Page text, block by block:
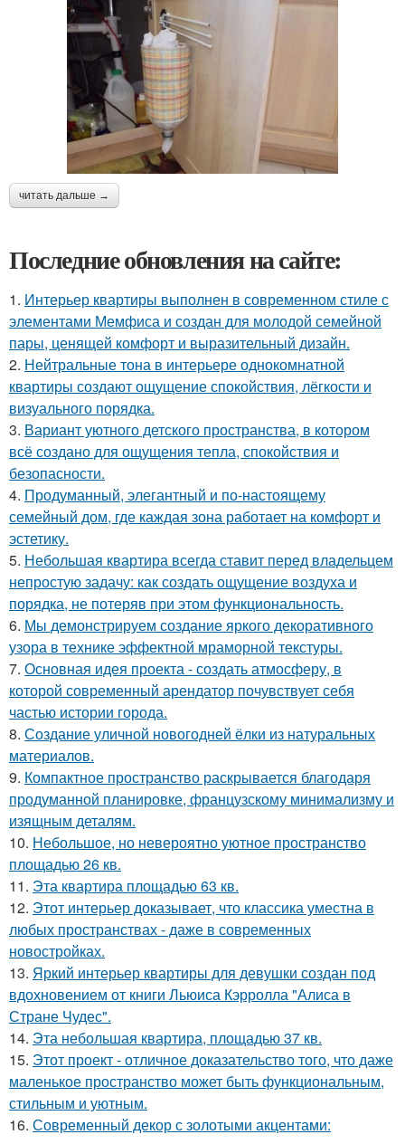
читать дальше →
Последние обновления на сайте:
1. Интерьер квартиры выполнен в современном стиле с
элементами Мемфиса и создан для молодой семейной
пары, ценящей комфорт и выразительный дизайн.
2. Нейтральные тона в интерьере однокомнатной
квартиры создают ощущение спокойствия, лёгкости и
визуального порядка.
3. Вариант уютного детского пространства, в котором
всё создано для ощущения тепла, спокойствия и
безопасности.
4. Продуманный, элегантный и по-настоящему
семейный дом, где каждая зона работает на комфорт и
эстетику.
5. Небольшая квартира всегда ставит перед владельцем
непростую задачу: как создать ощущение воздуха и
порядка, не потеряв при этом функциональность.
6. Мы демонстрируем создание яркого декоративного
узора в технике эффектной мраморной текстуры.
7. Основная идея проекта - создать атмосферу, в
которой современный арендатор почувствует себя
частью истории города.
8. Создание уличной новогодней ёлки из натуральных
материалов.
9. Компактное пространство раскрывается благодаря
продуманной планировке, французскому минимализму и
изящным деталям.
10. Небольшое, но невероятно уютное пространство
площадью 26 кв.
11. Эта квартира площадью 63 кв.
12. Этот интерьер доказывает, что классика уместна в
любых пространствах - даже в современных
новостройках.
13. Яркий интерьер квартиры для девушки создан под
вдохновением от книги Льюиса Кэрролла "Алиса в
Стране Чудес".
14. Эта небольшая квартира, площадью 37 кв.
15. Этот проект - отличное доказательство того, что даже
маленькое пространство может быть функциональным,
стильным и уютным.
16. Современный декор с золотыми акцентами: